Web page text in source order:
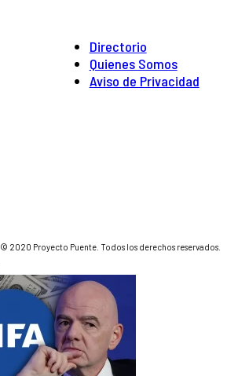
Directorio
Quienes Somos
Aviso de Privacidad
© 2020 Proyecto Puente. Todos los derechos reservados.